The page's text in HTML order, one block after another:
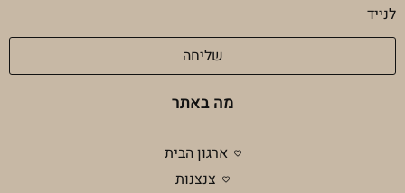
פרטיות
לנייד
שליחה
מה באתר
ארגון הבית
צנצנות